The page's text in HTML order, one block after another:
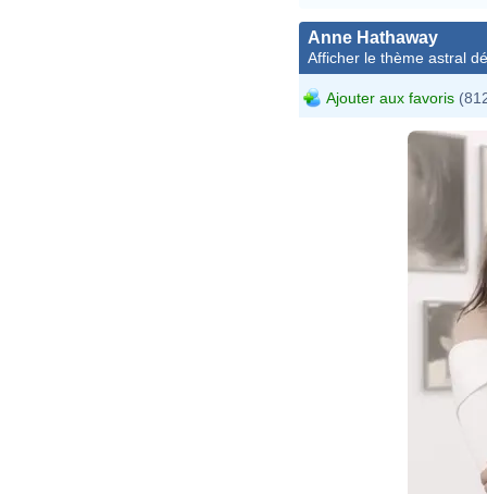
Anne Hathaway
Afficher le thème astral
Ajouter aux favoris